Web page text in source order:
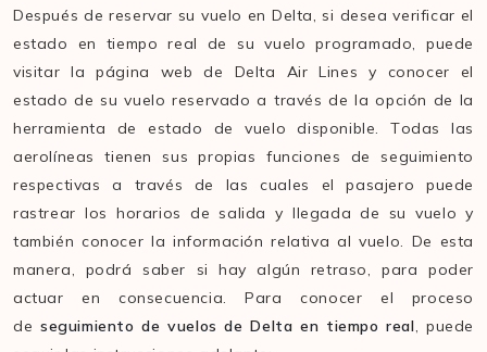
Después de reservar su vuelo en Delta, si desea verificar el
estado en tiempo real de su vuelo programado, puede
visitar la página web de Delta Air Lines y conocer el
estado de su vuelo reservado a través de la opción de la
herramienta de estado de vuelo disponible. Todas las
aerolíneas tienen sus propias funciones de seguimiento
respectivas a través de las cuales el pasajero puede
rastrear los horarios de salida y llegada de su vuelo y
también conocer la información relativa al vuelo. De esta
manera, podrá saber si hay algún retraso, para poder
actuar en consecuencia. Para conocer el proceso
de seguimiento de vuelos de Delta en tiempo real, puede